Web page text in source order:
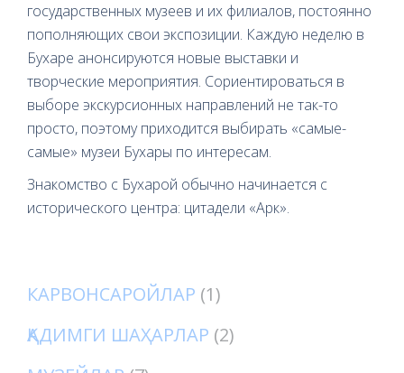
государственных музеев и их филиалов, постоянно
пополняющих свои экспозиции. Каждую неделю в
Бухаре анонсируются новые выставки и
творческие мероприятия. Сориентироваться в
выборе экскурсионных направлений не так-то
просто, поэтому приходится выбирать «самые-
самые» музеи Бухары по интересам.
Знакомство с Бухарой обычно начинается с
исторического центра: цитадели «Арк».
КАРВОНСАРОЙЛАР (1)
ҚАДИМГИ ШАҲАРЛАР (2)